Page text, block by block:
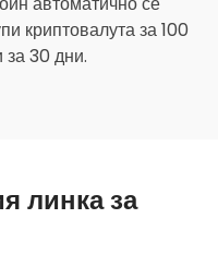
криптовалута за 100
30 дни.
линка за